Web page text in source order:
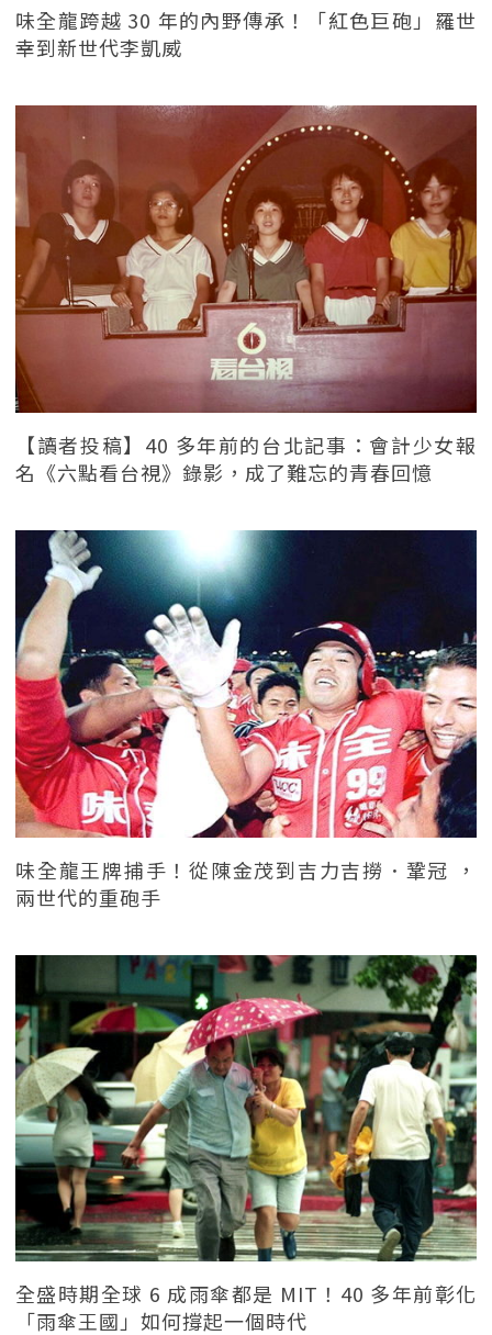
味全龍跨越 30 年的內野傳承！「紅色巨砲」羅世
幸到新世代李凱威
【讀者投稿】40 多年前的台北記事：會計少女報
名《六點看台視》錄影，成了難忘的青春回憶
味全龍王牌捕手！從陳金茂到吉力吉撈．鞏冠 ，
兩世代的重砲手
全盛時期全球 6 成雨傘都是 MIT！40 多年前彰化
「雨傘王國」如何撐起一個時代